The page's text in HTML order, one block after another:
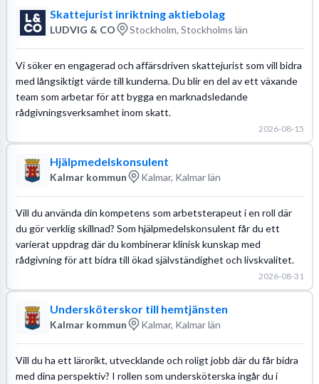
Skattejurist inriktning aktiebolag
LUDVIG & CO Stockholm, Stockholms län
Vi söker en engagerad och affärsdriven skattejurist som vill bidra
med långsiktigt värde till kunderna. Du blir en del av ett växande
team som arbetar för att bygga en marknadsledande
rådgivningsverksamhet inom skatt.
2026-08-15
Hjälpmedelskonsulent
Kalmar kommun Kalmar, Kalmar län
Vill du använda din kompetens som arbetsterapeut i en roll där
du gör verklig skillnad? Som hjälpmedelskonsulent får du ett
varierat uppdrag där du kombinerar klinisk kunskap med
rådgivning för att bidra till ökad självständighet och livskvalitet.
2026-08-31
Undersköterskor till hemtjänsten
Kalmar kommun Kalmar, Kalmar län
Vill du ha ett lärorikt, utvecklande och roligt jobb där du får bidra
med dina perspektiv? I rollen som undersköterska ingår du i